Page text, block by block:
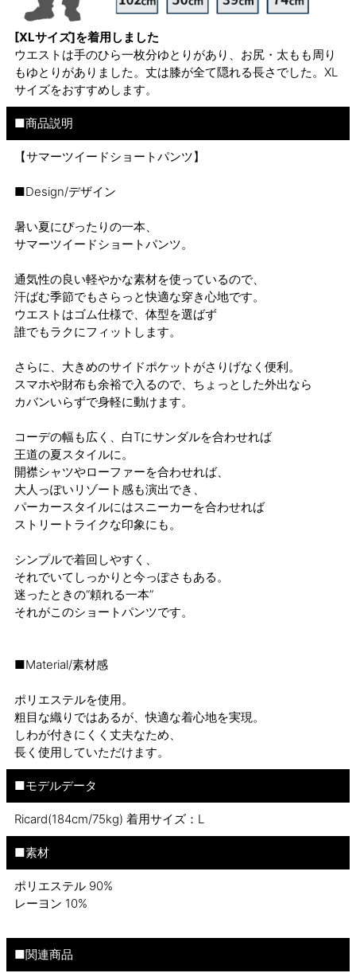
[XLサイズ]を着用しました
ウエストは手のひら一枚分ゆとりがあり、お尻・太もも周り
もゆとりがありました。丈は膝が全て隠れる長さでした。XL
サイズをおすすめします。
■商品説明
【サマーツイードショートパンツ】
■Design/デザイン
暑い夏にぴったりの一本、
サマーツイードショートパンツ。
通気性の良い軽やかな素材を使っているので、
汗ばむ季節でもさらっと快適な穿き心地です。
ウエストはゴム仕様で、体型を選ばず
誰でもラクにフィットします。
さらに、大きめのサイドポケットがさりげなく便利。
スマホや財布も余裕で入るので、ちょっとした外出なら
カバンいらずで身軽に動けます。
コーデの幅も広く、白Tにサンダルを合わせれば
王道の夏スタイルに。
開襟シャツやローファーを合わせれば、
大人っぽいリゾート感も演出でき、
パーカースタイルにはスニーカーを合わせれば
ストリートライクな印象にも。
シンプルで着回しやすく、
それでいてしっかりと今っぽさもある。
迷ったときの“頼れる一本”
それがこのショートパンツです。
■Material/素材感
ポリエステルを使用。
粗目な織りではあるが、快適な着心地を実現。
しわが付きにくく丈夫なため、
長く使用していただけます。
■モデルデータ
Ricard(184cm/75kg) 着用サイズ：L
■素材
ポリエステル 90%
レーヨン 10%
■関連商品